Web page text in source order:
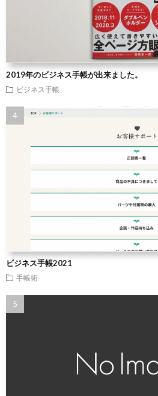
2019年のビジネス手帳が出来ました。
ビジネス手帳
ビジネス手帳2021
手帳術